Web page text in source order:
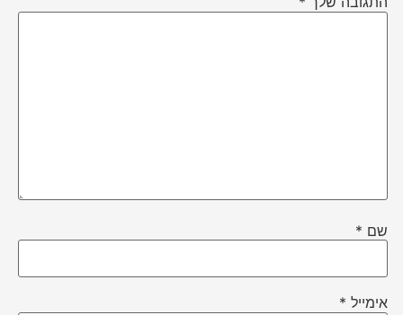
שם *
אימייל *